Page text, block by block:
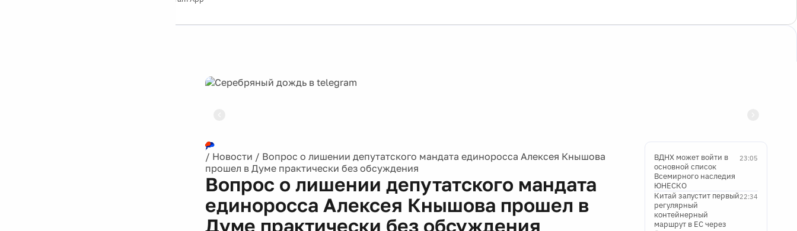
/ Новости / Вопрос о лишении депутатского мандата единоросса Алексея Кнышова
прошел в Думе практически без обсуждения
Вопрос о лишении депутатского мандата
единоросса Алексея Кнышова прошел в
Думе практически без обсуждения
23:05
ВДНХ может войти в
основной список
Всемирного наследия
ЮНЕСКО
22:34
Китай запустит первый
регулярный
контейнерный
маршрут в ЕС через